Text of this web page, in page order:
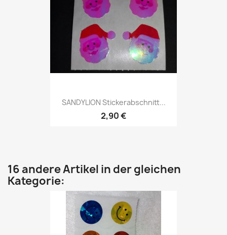
SANDYLION Stickerabschnitt...
2,90 €
16 andere Artikel in der gleichen
Kategorie: